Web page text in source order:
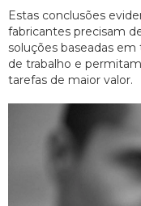
Estas conclusões
fabricantes precisam
soluções baseadas
de trabalho e
tarefas de maior valor.